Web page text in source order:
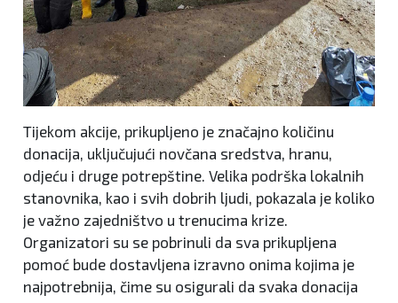
Tijekom akcije, prikupljeno je značajno količinu
donacija, uključujući novčana sredstva, hranu,
odjeću i druge potrepštine. Velika podrška lokalnih
stanovnika, kao i svih dobrih ljudi, pokazala je koliko
je važno zajedništvo u trenucima krize.
Organizatori su se pobrinuli da sva prikupljena
pomoć bude dostavljena izravno onima kojima je
najpotrebnija, čime su osigurali da svaka donacija